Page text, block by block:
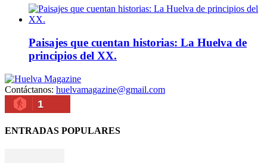
Paisajes que cuentan historias: La Huelva de
principios del XX.
Contáctanos: huelvamagazine@gmail.com
1
ENTRADAS POPULARES